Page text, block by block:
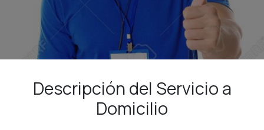
Descripción del Servicio a
Domicilio